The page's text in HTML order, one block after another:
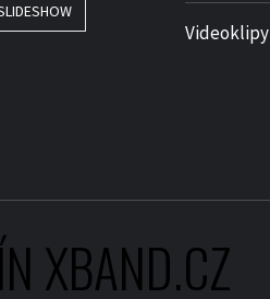
Videoklipy
XBAND.CZ